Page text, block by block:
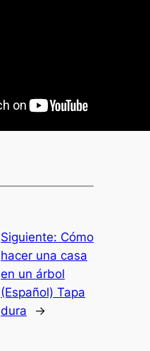
Siguiente: Cómo
hacer una casa
en un árbol
(Español) Tapa
dura
→